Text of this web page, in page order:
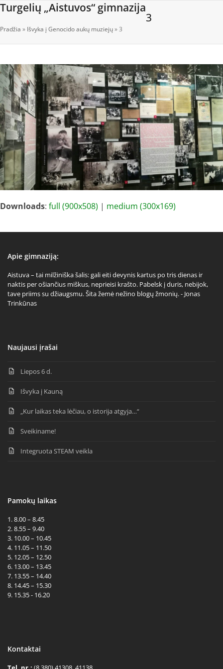
Skip
content
Turgelių „Aistuvos“ gimnazija
Open
mobile
Close
mobile
3
Pradžia » Išvyka į Genocido aukų muziejų»3
Downloads: full (900x508) | medium (300x169)
Apie gimnaziją:
Aistuva – tai milžiniška šalis: gali eiti devynis kartus po tris dienas ir
naktis per ošiančius miškus, neprieisi krašto. Pabelsk į duris, nebijok,
tave priims su džiaugsmu. Šita žemė nežino blogų žmonių. - Jonas
Trinkūnas
Naujausi įrašai
Liepos 6 d.
Išvyka į Kauną
„Kur laikas teka lėčiau, o istorija atgyja…“
Sveikiname!
Integruota STEAM veikla
Pamokų laikas
1. 8.00 – 8.45
2. 8.55 – 9.40
3. 10.00 – 10.45
4. 11.05 – 11.50
5. 12.05 – 12.50
6. 13.00 – 13.45
7. 13.55 – 14.40
8. 14.45 – 15.30
9. 15.35 - 16.20
Kontaktai